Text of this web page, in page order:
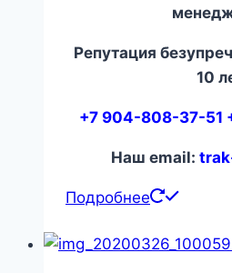
Репутация
10
+7 904-808-37-51
Наш email:
Подробнее